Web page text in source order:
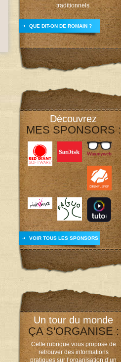
traditionnels.
QUE DIT-ON DE ROMAIN ?
Découvrez
MES SPONSORS :
VOIR TOUS LES SPONSORS
Un tour du monde
ÇA S'ORGANISE :
Cette rubrique vous propose de
retrouver des informations
pratiques sur l’organisation d’un